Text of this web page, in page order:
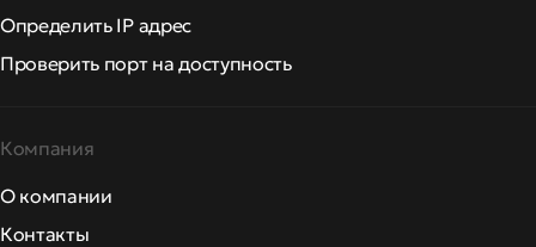
Определить IP адрес
Проверить порт на доступность
Компания
О компании
Контакты